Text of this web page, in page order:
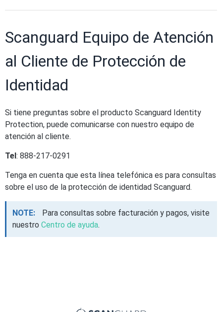
Scanguard Equipo de Atención
al Cliente de Protección de
Identidad
Si tiene preguntas sobre el producto Scanguard Identity
Protection, puede comunicarse con nuestro equipo de
atención al cliente.
Tel: 888-217-0291
Tenga en cuenta que esta línea telefónica es para consultas
sobre el uso de la protección de identidad Scanguard.
NOTE:
Para consultas sobre facturación y pagos, visite
nuestro Centro de ayuda.